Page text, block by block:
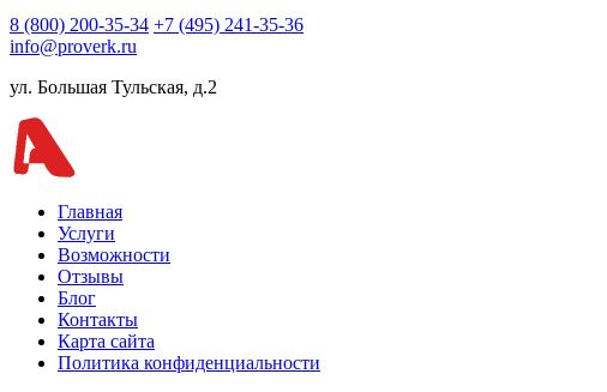
8 (800) 200-35-34 +7 (495) 241-35-36
info@proverk.ru
ул. Большая Тульская, д.2
Главная
Услуги
Возможности
Отзывы
Блог
Контакты
Карта сайта
Политика конфиденциальности